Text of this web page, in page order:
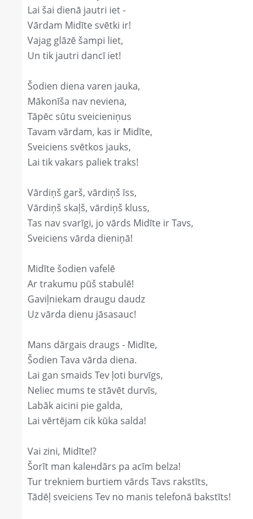
Lai šai dienā jautri iet -
Vārdam Midīte svētki ir!
Vajag glāzē šampi liet,
Un tik jautri dancī iet!
Šodien diena varen jauka,
Mākonīša nav neviena,
Tāpēc sūtu sveicieniņus
Tavam vārdam, kas ir Midīte,
Sveiciens svētkos jauks,
Lai tik vakars paliek traks!
Vārdiņš garš, vārdiņš īss,
Vārdiņš skaļš, vārdiņš kluss,
Tas nav svarīgi, jo vārds Midīte ir Tavs,
Sveiciens vārda dieniņā!
Midīte šodien vafelē
Ar trakumu pūš stabulē!
Gaviļniekam draugu daudz
Uz vārda dienu jāsasauc!
Mans dārgais draugs - Midīte,
Šodien Tava vārda diena.
Lai gan smaids Tev ļoti burvīgs,
Neliec mums te stāvēt durvīs,
Labāk aicini pie galda,
Lai vērtējam cik kūka salda!
Vai zini, Midīte!?
Šorīt man kaleнdārs pa acīm belza!
Tur trekniem burtiem vārds Tavs rakstīts,
Tādēļ sveiciens Tev no manis telefonā bakstīts!